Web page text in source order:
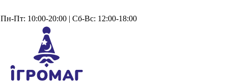
Пн-Пт: 10:00-20:00 | Сб-Вс: 12:00-18:00